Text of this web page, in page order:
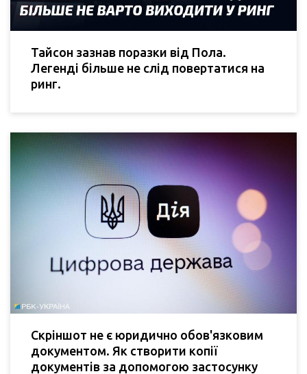
Тайсон зазнав поразки від Пола.
Легенді більше не слід повертатися на
ринг.
Скріншот не є юридично обов'язковим
документом. Як створити копії
документів за допомогою застосунку